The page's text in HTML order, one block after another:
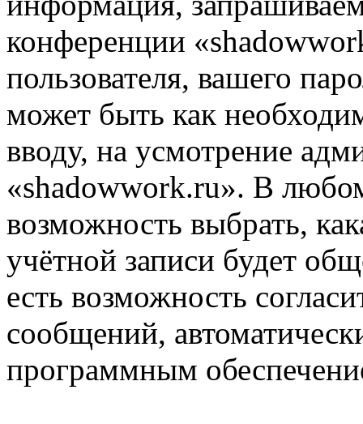
конференции
пользователя, вашего
может быть как
вводу, на усмотрение
«shadowwork.ru». В
возможность выбрать,
учётной записи будет
есть возможность
сообщений,
программным